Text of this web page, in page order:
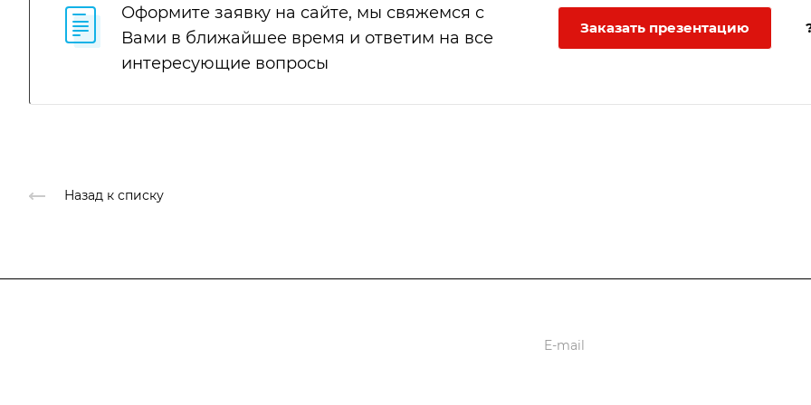
Оформите заявку на сайте, мы свяжемся с
Вами в ближайшее время и ответим на все
интересующие вопросы
Заказать презентацию
Назад к списку